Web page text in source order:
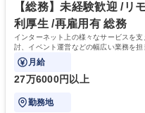
ール管理が出来る方。※将来的
へのジョブローテーションの可能性があります。
院 大学 語学力： 資格：宅地建物
【総務】未経験歓迎 /リ
利厚生 /再雇用有 総務
インターネット上の様々なサービスを
討、イベント運営などの幅広い業務を
ている部署です。
月給
27万6000円以上
勤務地